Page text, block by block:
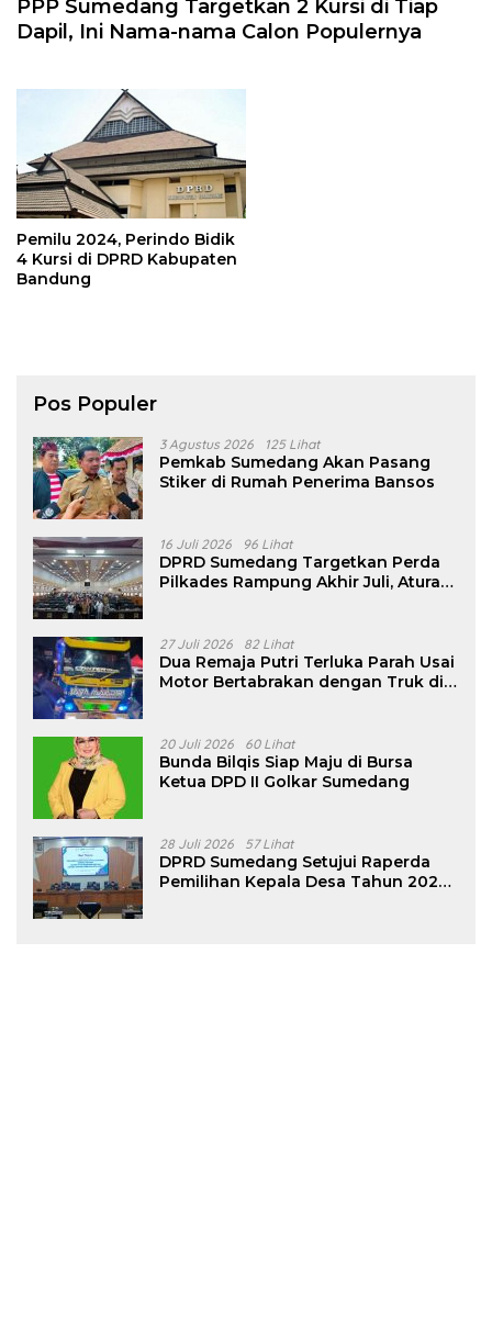
PPP Sumedang Targetkan 2 Kursi di Tiap
Dapil, Ini Nama-nama Calon Populernya
Pemilu 2024, Perindo Bidik
4 Kursi di DPRD Kabupaten
Bandung
Pos Populer
3 Agustus 2026 125 Lihat
Pemkab Sumedang Akan Pasang
Stiker di Rumah Penerima Bansos
16 Juli 2026 96 Lihat
DPRD Sumedang Targetkan Perda
Pilkades Rampung Akhir Juli, Aturan
27 Juli 2026 82 Lihat
Dua Remaja Putri Terluka Parah Usai
Motor Bertabrakan dengan Truk di
20 Juli 2026 60 Lihat
Bunda Bilqis Siap Maju di Bursa
Ketua DPD II Golkar Sumedang
28 Juli 2026 57 Lihat
DPRD Sumedang Setujui Raperda
Pemilihan Kepala Desa Tahun 2026